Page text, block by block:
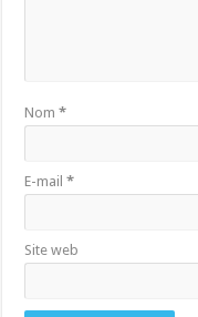
Nom*
E-mail*
Site web